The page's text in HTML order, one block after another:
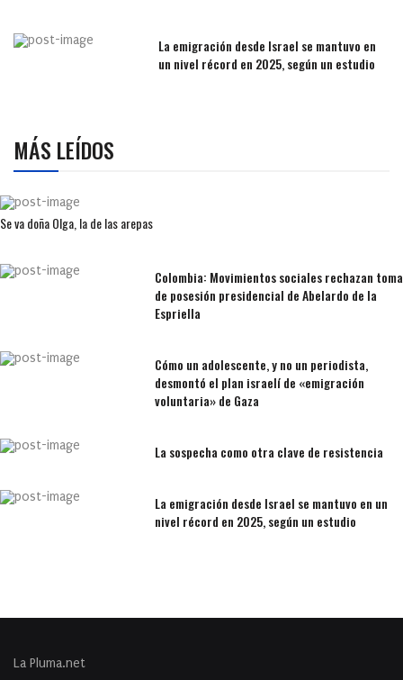
La emigración desde Israel se mantuvo en
un nivel récord en 2025, según un estudio
MÁS LEÍDOS
Se va doña Olga, la de las arepas
Colombia: Movimientos sociales rechazan toma
de posesión presidencial de Abelardo de la
Espriella
Cómo un adolescente, y no un periodista,
desmontó el plan israelí de «emigración
voluntaria» de Gaza
La sospecha como otra clave de resistencia
La emigración desde Israel se mantuvo en un
nivel récord en 2025, según un estudio
La Pluma.net